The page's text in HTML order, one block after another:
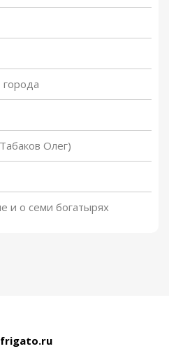
Олег)
и о семи богатырях